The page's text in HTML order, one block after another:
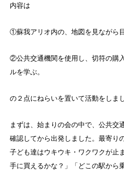
内容は
①蘇我アリオ内の、地図を見ながら
②公共交通機関を使用し、切符の購
ルを学ぶ。
の２点にねらいを置いて活動をしまし
まずは、始まりの会の中で、公共交
確認してから出発しました。最寄り
子ども達はウキウキ・ワクワクが止
手に買えるかな？」「どこの駅から